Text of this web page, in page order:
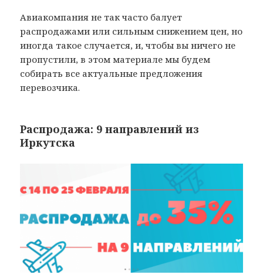
Авиакомпания не так часто балует
распродажами или сильным снижением цен, но
иногда такое случается, и, чтобы вы ничего не
пропустили, в этом материале мы будем
собирать все актуальные предложения
перевозчика.
Распродажа: 9 направлений из
Иркутска